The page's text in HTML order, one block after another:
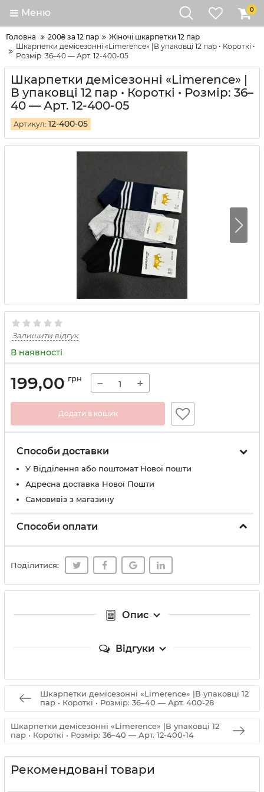
Меню 0
Головна 200₴ за 12 пар
Жіночі шкарпетки 12 пар
Шкарпетки демісезонні «Limerence» |В упаковці 12 пар • Короткі •
Розмір: 36–40 — Арт. 12-400-05
Шкарпетки демісезонні «Limerence» |
В упаковці 12 пар • Короткі • Розмір: 36–
40 — Арт. 12-400-05
Артикул: 12-400-05
Залишити відгук
В наявності
199,00 грн − +
Додати в кошик
Способи доставки
У Вiддiлення або поштомат Нової пошти
Адресна доставка Нової Пошти
Самовивіз з магазину
Способи оплати
Поділитися:
Опис
Відгуки
Шкарпетки демісезонні «Limerence» |В упаковці 12
пар • Короткі • Розмір: 36–40 — Арт. 400-28
Шкарпетки демісезонні «Limerence» |В упаковці 12
пар • Короткі • Розмір: 36–40 — Арт. 12-400-14
Рекомендовані товари